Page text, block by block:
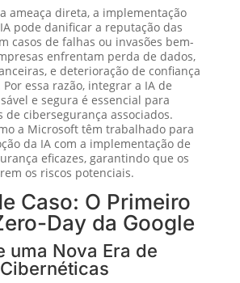
ameaça direta, a implementação
pode danificar a reputação das
casos de falhas ou invasões bem-
enfrentam perda de dados,
e deterioração de confiança
essa razão, integrar a IA de
e segura é essencial para
de cibersegurança associados.
a Microsoft têm trabalhado para
da IA com a implementação de
eficazes, garantindo que os
os riscos potenciais.
Caso: O Primeiro
Day da Google
uma Nova Era de